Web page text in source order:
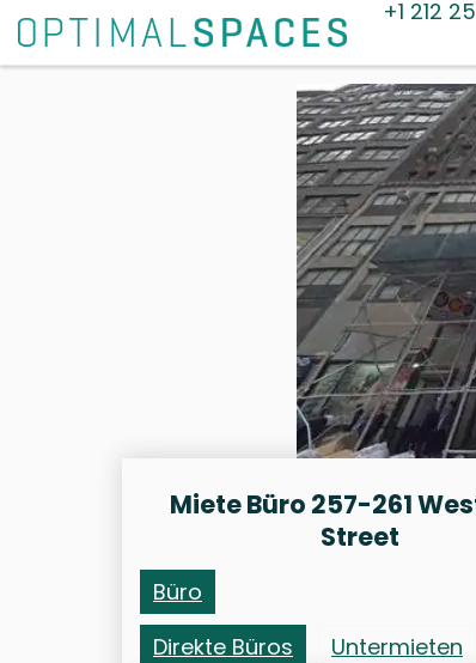
+1 212
Miete Büro 257-261
Street
Büro
Direkte Büros
Untermieten